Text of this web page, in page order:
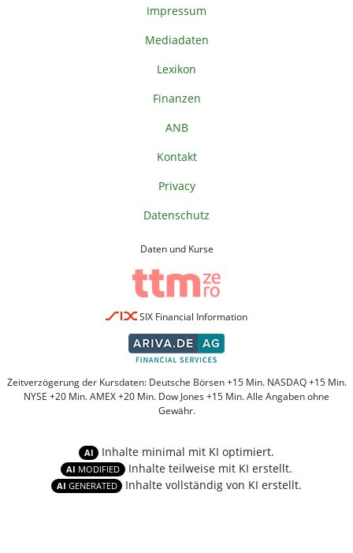
Impressum
Mediadaten
Lexikon
Finanzen
ANB
Kontakt
Privacy
Datenschutz
Daten und Kurse
SIX Financial Information
Zeitverzögerung der Kursdaten: Deutsche Börsen +15 Min. NASDAQ +15 Min.
NYSE +20 Min. AMEX +20 Min. Dow Jones +15 Min. Alle Angaben ohne
Gewähr.
AI Inhalte minimal mit KI optimiert.
AI MODIFIED Inhalte teilweise mit KI erstellt.
AI GENERATED Inhalte vollständig von KI erstellt.